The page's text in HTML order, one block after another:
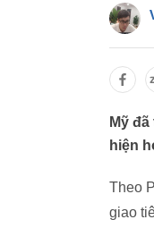
Mỹ
hiện
Theo
giao